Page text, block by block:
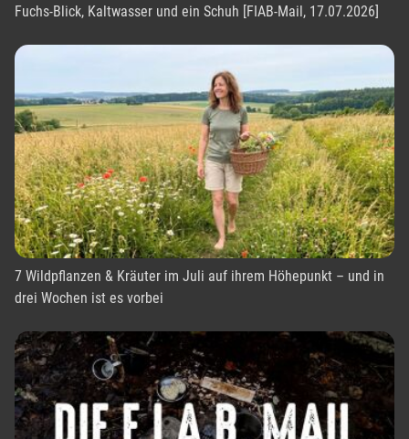
Fuchs-Blick, Kaltwasser und ein Schuh [FIAB-Mail, 17.07.2026]
7 Wildpflanzen & Kräuter im Juli auf ihrem Höhepunkt – und in
drei Wochen ist es vorbei